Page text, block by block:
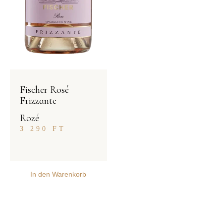
Fischer Rosé
Frizzante
Rozé
3 290 FT
In den Warenkorb